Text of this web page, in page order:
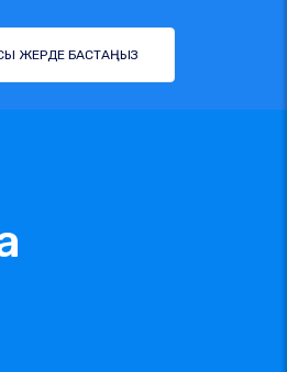
ЖЕРДЕ БАСТАҢЫЗ